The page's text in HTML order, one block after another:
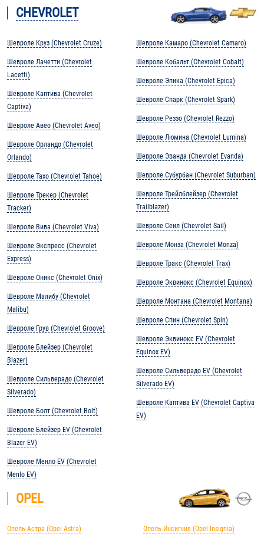
CHEVROLET
Шевроле Круз (Chevrolet Cruze)
Шевроле Лачетти (Chevrolet
Lacetti)
Шевроле Каптива (Chevrolet
Captiva)
Шевроле Авео (Chevrolet Aveo)
Шевроле Орландо (Chevrolet
Orlando)
Шевроле Тахо (Chevrolet Tahoe)
Шевроле Трекер (Chevrolet
Tracker)
Шевроле Вива (Chevrolet Viva)
Шевроле Экспресс (Chevrolet
Express)
Шевроле Оникс (Chevrolet Onix)
Шевроле Малибу (Chevrolet
Malibu)
Шевроле Грув (Chevrolet Groove)
Шевроле Блейзер (Chevrolet
Blazer)
Шевроле Сильверадо (Chevrolet
Silverado)
Шевроле Болт (Chevrolet Bolt)
Шевроле Блейзер EV (Chevrolet
Blazer EV)
Шевроле Менло EV (Chevrolet
Menlo EV)
Шевроле Камаро (Chevrolet Camaro)
Шевроле Кобальт (Chevrolet Cobalt)
Шевроле Эпика (Chevrolet Epica)
Шевроле Спарк (Chevrolet Spark)
Шевроле Реззо (Chevrolet Rezzo)
Шевроле Люмина (Chevrolet Lumina)
Шевроле Эванда (Chevrolet Evanda)
Шевроле Субурбан (Chevrolet Suburban)
Шевроле Трейлблейзер (Chevrolet
Trailblazer)
Шевроле Сеил (Chevrolet Sail)
Шевроле Монза (Chevrolet Monza)
Шевроле Тракс (Chevrolet Trax)
Шевроле Эквинокс (Chevrolet Equinox)
Шевроле Монтана (Chevrolet Montana)
Шевроле Спин (Chevrolet Spin)
Шевроле Эквинокс EV (Chevrolet
Equinox EV)
Шевроле Сильверадо EV (Chevrolet
Silverado EV)
Шевроле Каптива EV (Chevrolet Captiva
EV)
OPEL
Опель Астра (Opel Astra) Опель Инсигния (Opel Insignia)